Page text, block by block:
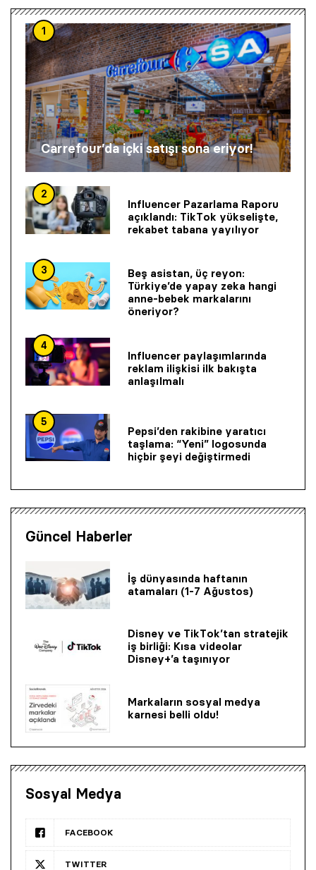
1
Carrefour’da içki satışı sona eriyor!
2
Influencer Pazarlama Raporu
açıklandı: TikTok yükselişte,
rekabet tabana yayılıyor
3
Beş asistan, üç reyon:
Türkiye’de yapay zeka hangi
anne-bebek markalarını
öneriyor?
4
Influencer paylaşımlarında
reklam ilişkisi ilk bakışta
anlaşılmalı
5
Pepsi’den rakibine yaratıcı
taşlama: “Yeni” logosunda
hiçbir şeyi değiştirmedi
Güncel Haberler
İş dünyasında haftanın
atamaları (1-7 Ağustos)
Disney ve TikTok’tan stratejik
iş birliği: Kısa videolar
Disney+’a taşınıyor
Markaların sosyal medya
karnesi belli oldu!
Sosyal Medya
FACEBOOK
TWITTER